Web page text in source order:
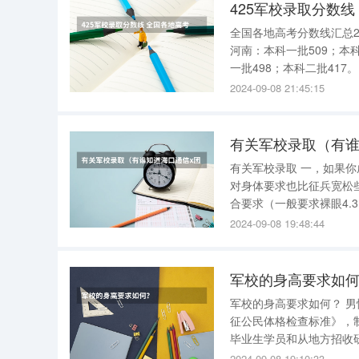
425军校录取分数
全国各地高考分数线汇总2 全国各地高考分数线汇总如下： 四川：本科一批515；本科二批
河南：本科一批509；本科二批405。 辽宁：特殊类型招生控制
一批498；本科二批417。 天津：本科批463；特殊类型招生控制线583。 陕西：本科一批449
2024-09-08 21:45:15
有关军校录取 一，如果
对身体要求也比征兵宽松些。 但是一定要提醒你，军校体检视力要求是手术后半
合要求（一般要求裸眼4.3以
校的录取分数线一般都在本
2024-09-08 19:48:44
军校的身高要求如
军校的身高要求如何？ 男性身高
征公民体格检查标准》，制定本标准。 第二条军队、武警部
毕业生学员和从地方招收
校毕业生的体格检查，适用于本标准。 第二章外科项目 第三